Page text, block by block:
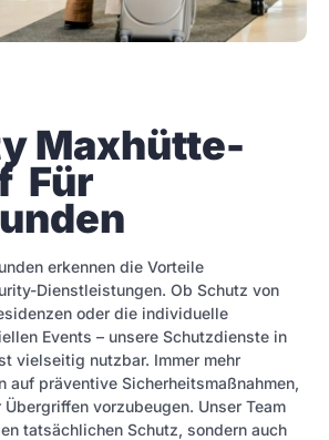
Maxhütte-
Für
erkennen die Vorteile
Dienstleistungen. Ob Schutz von
oder die individuelle
Events – unsere Schutzdienste in
vielseitig nutzbar. Immer mehr
auf präventive Sicherheitsmaßnahmen,
Übergriffen vorzubeugen. Unser Team
tatsächlichen Schutz, sondern auch